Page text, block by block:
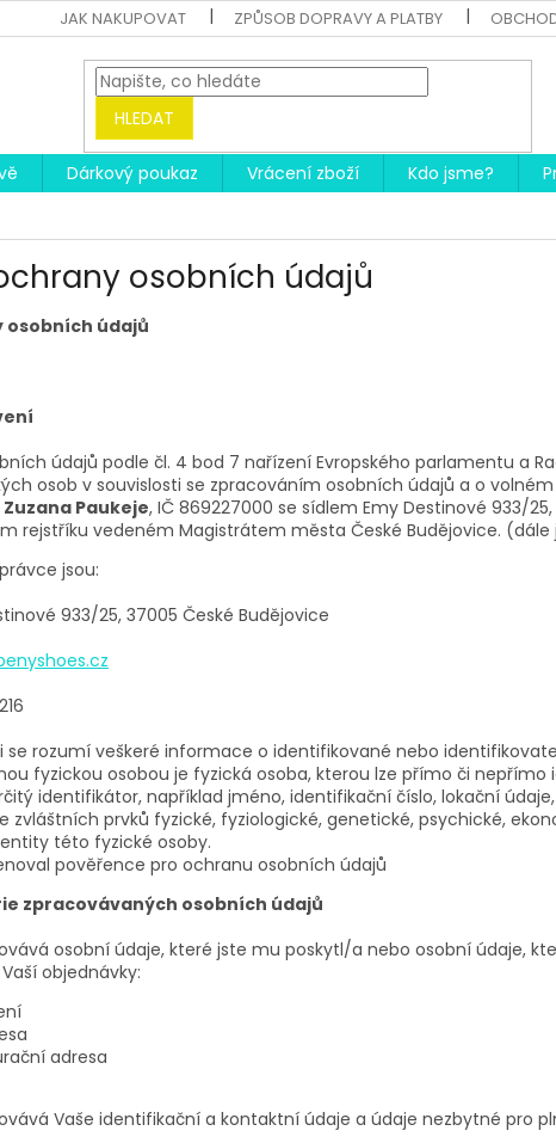
JAK NAKUPOVAT ZPŮSOB DOPRAVY A PLATBY
HLEDAT
Dárkový poukaz Vrácení zboží Kdo jsme?
osobních údajů
osobních údajů
údajů podle čl. 4 bod 7 nařízení Evropského parlamentu a
osob v souvislosti se zpracováním osobních údajů a o
Zuzana Paukeje, IČ 869227000 se sídlem Emy Destinové 933/
rejstříku vedeném Magistrátem města České Budějovice. (dále
jsou:
933/25, 37005 České Budějovice
se rozumí veškeré informace o identifikované nebo
fyzickou osobou je fyzická osoba, kterou lze přímo či nepřímo
identifikátor, například jméno, identifikační číslo, lokační
zvláštních prvků fyzické, fyziologické, genetické, psychické,
této fyzické osoby.
pověřence pro ochranu osobních údajů
zpracovávaných osobních údajů
osobní údaje, které jste mu poskytl/a nebo osobní údaje,
objednávky:
adresa
Vaše identifikační a kontaktní údaje a údaje nezbytné pro